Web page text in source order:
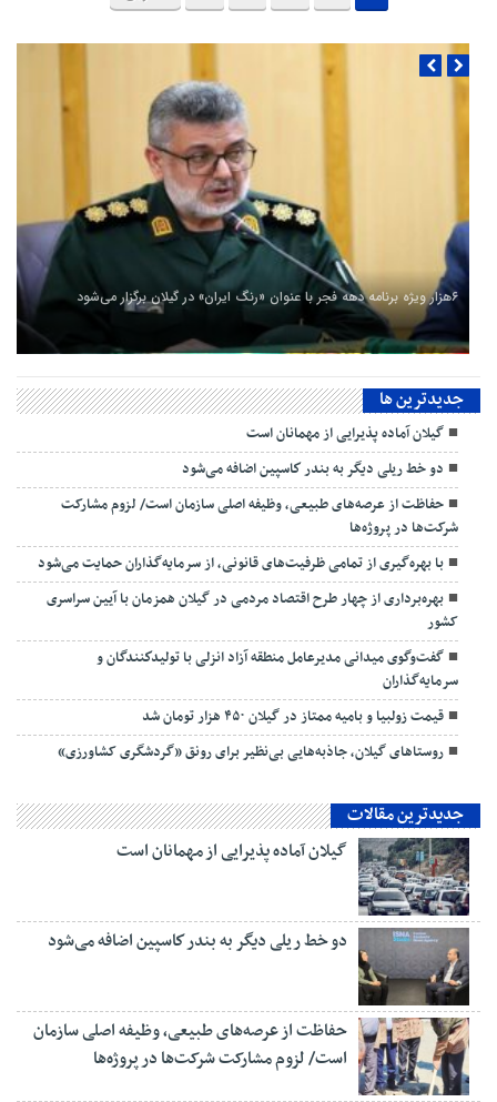
۶هزار ویژه برنامه دهه فجر با عنوان «رنگ ایران» در گیلان برگزار می‌شود
جديدترين ها
گیلان آماده پذیرایی‌ از مهمانان است
دو خط ریلی دیگر به بندر كاسپین اضافه می‌شود
حفاظت از عرصه‌های طبیعی، وظیفه اصلی سازمان است/ لزوم مشارکت
شرکت‌ها در پروژه‌ها
با بهره‌گیری از تمامی ظرفیت‌های قانونی، از سرمایه‌گذاران حمایت می‌شود
بهره‌برداری از چهار طرح اقتصاد مردمی در گیلان همزمان با آیین سراسری
کشور
گفت‌وگوی میدانی مدیرعامل منطقه آزاد انزلی با تولیدكنندگان و
سرمایه‌گذاران
قیمت زولبیا و بامیه ممتاز در گیلان ۴۵۰ هزار تومان شد
روستاهای گیلان، جاذبه‌هایی بی‌نظیر برای رونق «گردشگری کشاورزی»
جدیدترین مقالات
گیلان آماده پذیرایی‌ از مهمانان است
دو خط ریلی دیگر به بندر كاسپین اضافه می‌شود
حفاظت از عرصه‌های طبیعی، وظیفه اصلی سازمان
است/ لزوم مشارکت شرکت‌ها در پروژه‌ها